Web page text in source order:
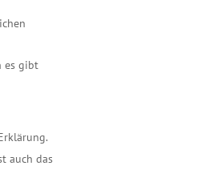
es gibt
auch das